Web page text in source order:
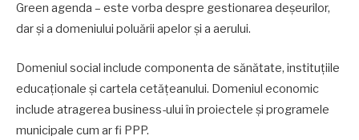
Green agenda – este vorba despre gestionarea deşeurilor,
dar şi a domeniului poluării apelor şi a aerului.
Domeniul social include componenta de sănătate, instituţiile
educaţionale şi cartela cetăţeanului. Domeniul economic
include atragerea business-ului în proiectele şi programele
municipale cum ar fi PPP.